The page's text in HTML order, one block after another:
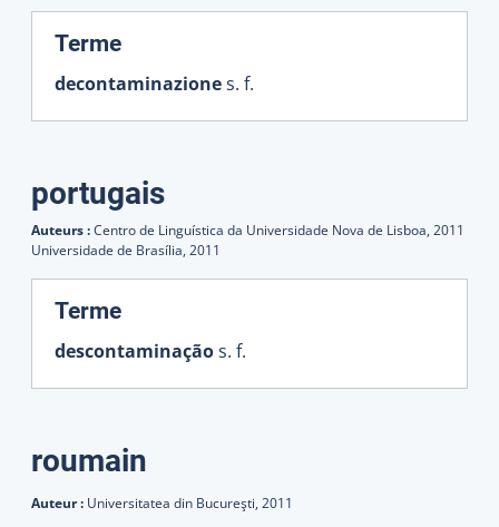
Terme:
decontaminaziones. f.
portugais
Auteurs :Centro de Linguística da Universidade Nova de Lisboa, 2011
Universidade de Brasília, 2011
Terme:
descontaminaçãos. f.
roumain
Auteur : Universitatea din Bucureşti, 2011